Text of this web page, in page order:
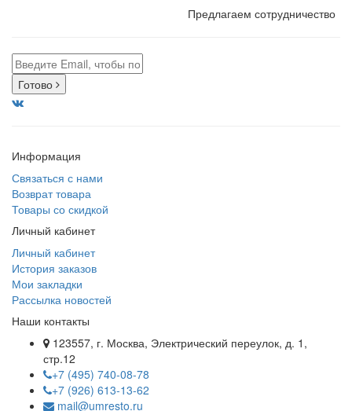
Предлагаем сотрудничество
Готово
Информация
Связаться с нами
Возврат товара
Товары со скидкой
Личный кабинет
Личный кабинет
История заказов
Мои закладки
Рассылка новостей
Наши контакты
123557, г. Москва, Электрический переулок, д. 1,
стр.12
+7 (495) 740-08-78
+7 (926) 613-13-62
mail@umresto.ru